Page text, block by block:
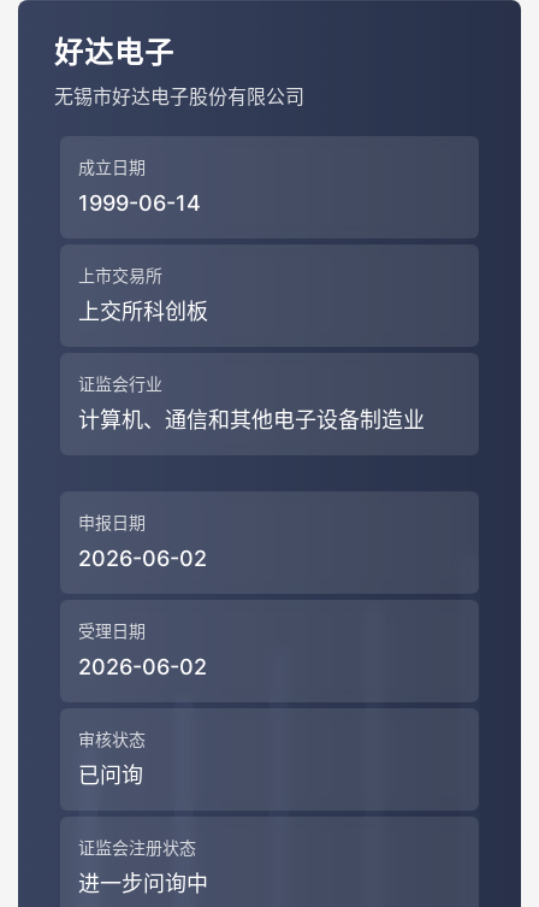
好达电子
无锡市好达电子股份有限公司
成立日期
1999-06-14
上市交易所
上交所科创板
证监会行业
计算机、通信和其他电子设备制造业
申报日期
2026-06-02
受理日期
2026-06-02
审核状态
已问询
证监会注册状态
进一步问询中